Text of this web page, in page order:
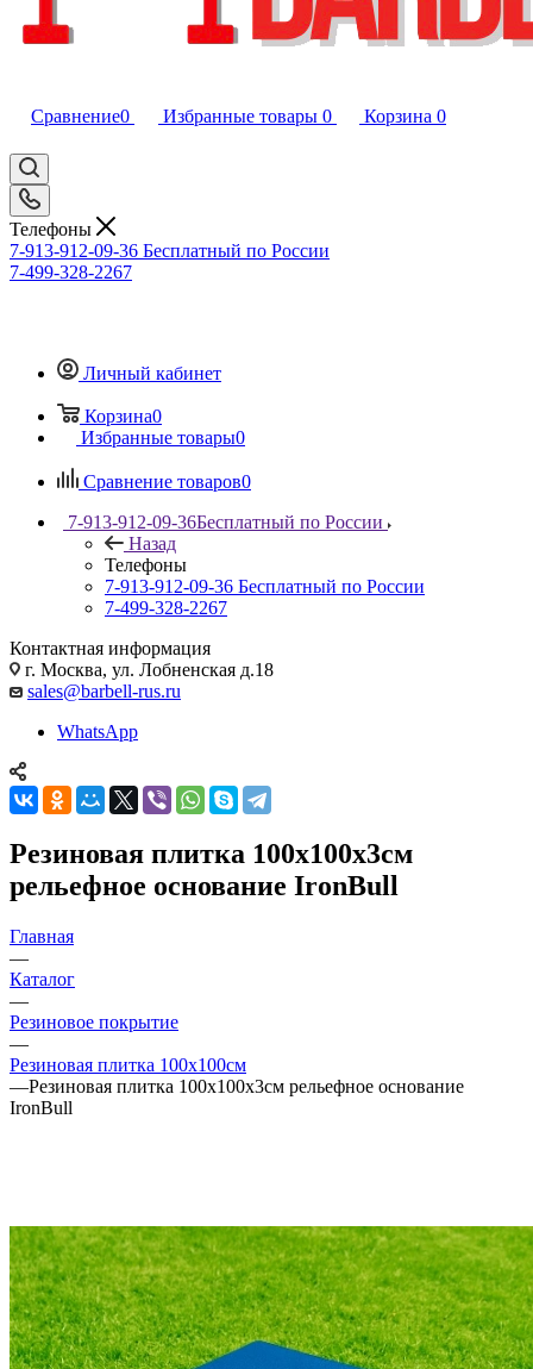
Сравнение0 Избранные товары 0 Корзина 0
Телефоны
7-913-912-09-36 Бесплатный по России
7-499-328-2267
Личный кабинет
Корзина0
Избранные товары0
Сравнение товаров0
7-913-912-09-36Бесплатный по России
Назад
Телефоны
7-913-912-09-36 Бесплатный по России
7-499-328-2267
Контактная информация
г. Москва, ул. Лобненская д.18
sales@barbell-rus.ru
WhatsApp
Резиновая плитка 100х100х3см
рельефное основание IronBull
Главная
—
Каталог
—
Резиновое покрытие
—
Резиновая плитка 100х100см
—Резиновая плитка 100х100х3см рельефное основание
IronBull